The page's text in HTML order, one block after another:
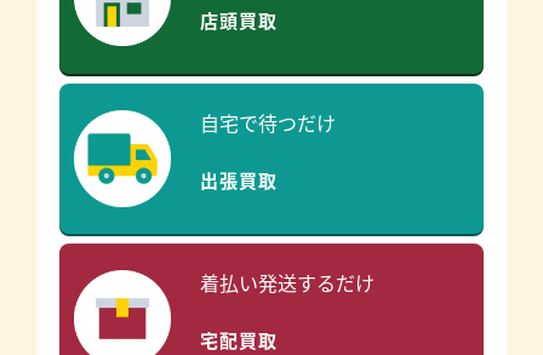
店頭買取
自宅で待つだけ
出張買取
着払い発送するだけ
宅配買取